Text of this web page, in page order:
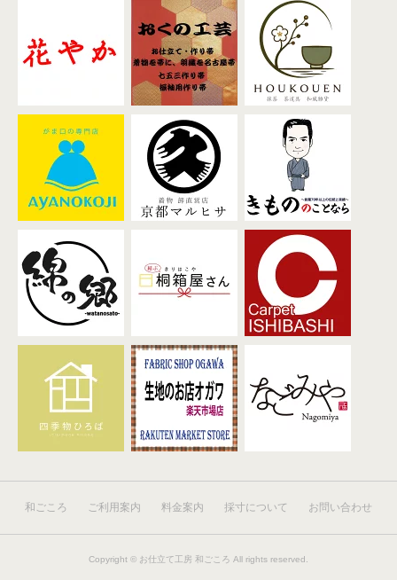
和ごころ ご利用案内 料金案内 採寸について お問い合わせ
Copyright © お仕立て工房 和ごころ All rights reserved.